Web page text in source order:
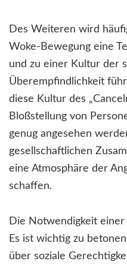
Des Weiteren wird
Woke-Bewegung eine
und zu einer Kultur der
Überempfindlichkeit
diese Kultur des
Bloßstellung von
genug angesehen
gesellschaftlichen
eine Atmosphäre der
schaffen.
Die Notwendigkeit einer
Es ist wichtig zu
über soziale